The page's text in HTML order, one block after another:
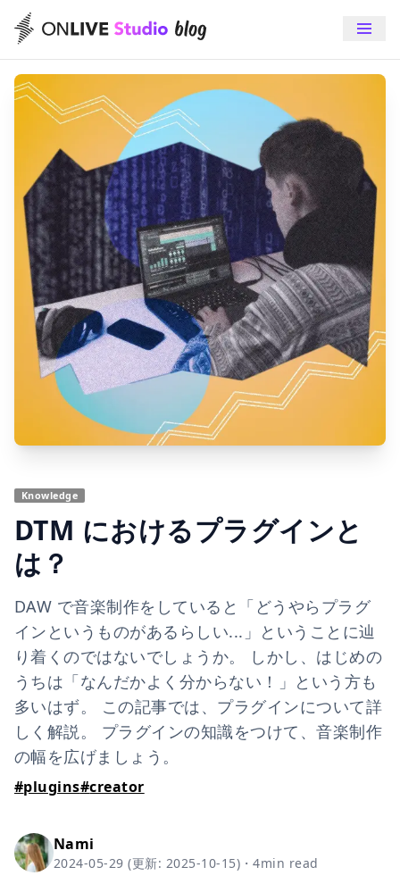
Knowledge
DTM におけるプラグインと
は？
DAW で音楽制作をしていると「どうやらプラグ
インというものがあるらしい...」ということに辿
り着くのではないでしょうか。 しかし、はじめの
うちは「なんだかよく分からない！」という方も
多いはず。 この記事では、プラグインについて詳
しく解説。 プラグインの知識をつけて、音楽制作
の幅を広げましょう。
#plugins#creator
Nami
2024-05-29 (更新: 2025-10-15) ・4min read